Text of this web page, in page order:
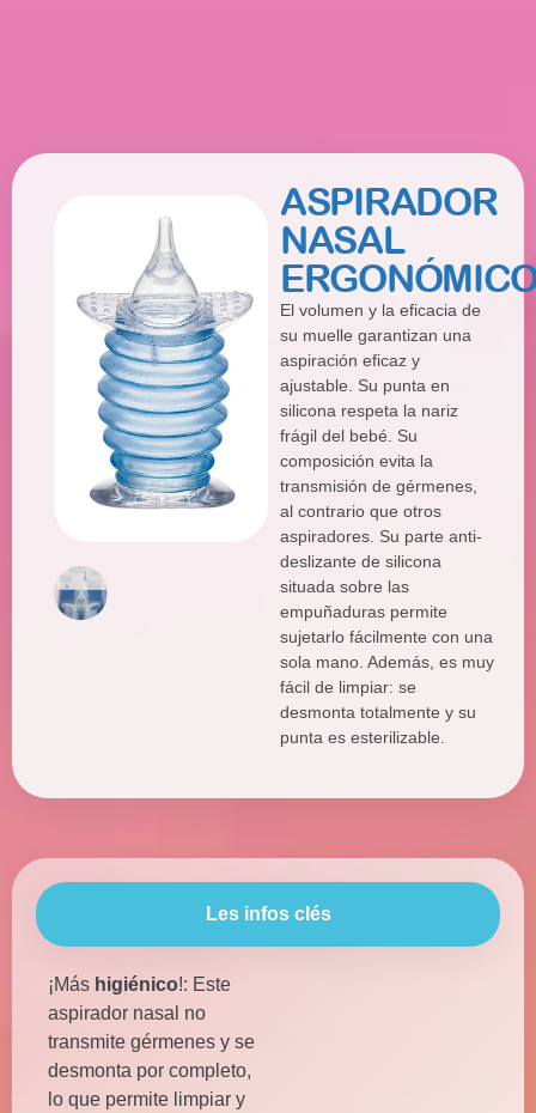
ASPIRADOR
NASAL
El volumen y la eficacia de
su muelle garantizan una
aspiración eficaz y
ajustable. Su punta en
silicona respeta la nariz
frágil del bebé. Su
composición evita la
transmisión de gérmenes,
al contrario que otros
aspiradores. Su parte anti-
deslizante de silicona
situada sobre las
empuñaduras permite
sujetarlo fácilmente con una
sola mano. Además, es muy
fácil de limpiar: se
desmonta totalmente y su
punta es esterilizable.
Les infos clés
¡Más higiénico!: Este
aspirador nasal no
transmite gérmenes y se
desmonta por completo,
lo que permite limpiar y